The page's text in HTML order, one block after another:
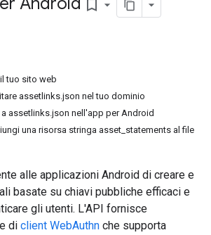
bookmark_border
tuo sito web
assetlinks.json nel tuo dominio
assetlinks.json nell'app per Android
una risorsa stringa asset_statements al file
alle applicazioni Android di creare e
basate su chiavi pubbliche efficaci e
gli utenti. L'API fornisce
di client WebAuthn che supporta